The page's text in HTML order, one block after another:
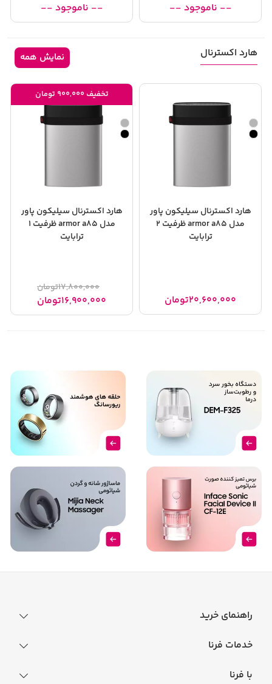
-- ناموجود -- -- ناموجود --
هارد اکسترنال نمایش همه
هارد اکسترنال سیلیکون پاور
مدل armor a85 ظرفیت 2
ترابایت
20,600,000تومان
هارد اکسترنال سیلیکون پاور
مدل armor a85 ظرفیت 1
ترابایت
17,800,000تومان
16,900,000تومان
تخفیف 900,000 تومان
راهنمای خرید
راهنمای خرید اقساطی
خدمات فرنا
با فرنا